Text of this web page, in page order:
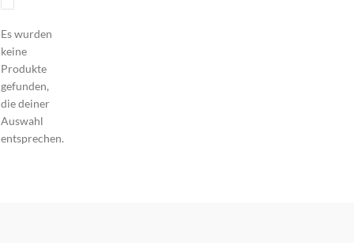
Es wurden
keine
Produkte
gefunden,
die deiner
Auswahl
entsprechen.